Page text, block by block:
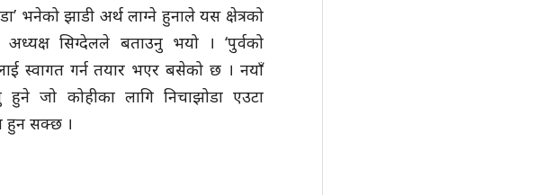
भनेको झाडी अर्थ लाग्ने हुनाले यस क्षेत्रको
अध्यक्ष सिग्देलले बताउनु भयो । ‘पुर्वको
स्वागत गर्न तयार भएर बसेको छ । नयाँ
हुने जो कोहीका लागि निचाझोडा एउटा
हुन सक्छ ।